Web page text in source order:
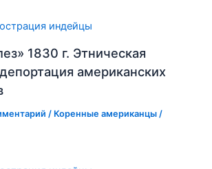
1830 г. Этническая
американских
/ Коренные американцы /